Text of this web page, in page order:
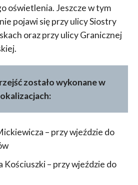
oświetlenia. Jeszcze w tym
pojawi się przy ulicy Siostry
oraz przy ulicy Granicznej
zostało wykonane w
– przy wjeździe do
Kościuszki – przy wjeździe do